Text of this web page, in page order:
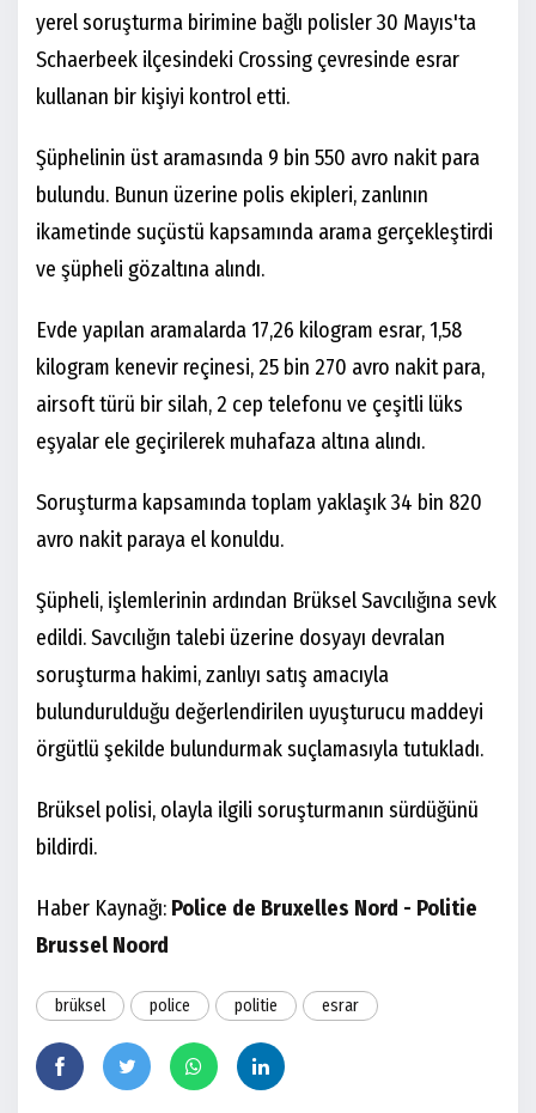
yerel soruşturma birimine bağlı polisler 30 Mayıs'ta
Schaerbeek ilçesindeki Crossing çevresinde esrar
kullanan bir kişiyi kontrol etti.
Şüphelinin üst aramasında 9 bin 550 avro nakit para
bulundu. Bunun üzerine polis ekipleri, zanlının
ikametinde suçüstü kapsamında arama gerçekleştirdi
ve şüpheli gözaltına alındı.
Evde yapılan aramalarda 17,26 kilogram esrar, 1,58
kilogram kenevir reçinesi, 25 bin 270 avro nakit para,
airsoft türü bir silah, 2 cep telefonu ve çeşitli lüks
eşyalar ele geçirilerek muhafaza altına alındı.
Soruşturma kapsamında toplam yaklaşık 34 bin 820
avro nakit paraya el konuldu.
Şüpheli, işlemlerinin ardından Brüksel Savcılığına sevk
edildi. Savcılığın talebi üzerine dosyayı devralan
soruşturma hakimi, zanlıyı satış amacıyla
bulundurulduğu değerlendirilen uyuşturucu maddeyi
örgütlü şekilde bulundurmak suçlamasıyla tutukladı.
Brüksel polisi, olayla ilgili soruşturmanın sürdüğünü
bildirdi.
Haber Kaynağı: Police de Bruxelles Nord - Politie
Brussel Noord
brüksel police politie esrar